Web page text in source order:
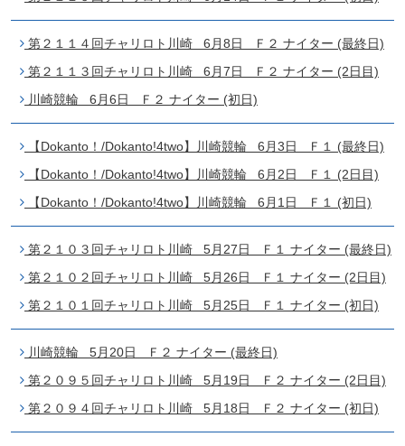
第２１１４回チャリロト川崎 6月8日 Ｆ２ ナイター (最終日)
第２１１３回チャリロト川崎 6月7日 Ｆ２ ナイター (2日目)
川崎競輪 6月6日 Ｆ２ ナイター (初日)
【Dokanto！/Dokanto!4two】川崎競輪 6月3日 Ｆ１ (最終日)
【Dokanto！/Dokanto!4two】川崎競輪 6月2日 Ｆ１ (2日目)
【Dokanto！/Dokanto!4two】川崎競輪 6月1日 Ｆ１ (初日)
第２１０３回チャリロト川崎 5月27日 Ｆ１ ナイター (最終日)
第２１０２回チャリロト川崎 5月26日 Ｆ１ ナイター (2日目)
第２１０１回チャリロト川崎 5月25日 Ｆ１ ナイター (初日)
川崎競輪 5月20日 Ｆ２ ナイター (最終日)
第２０９５回チャリロト川崎 5月19日 Ｆ２ ナイター (2日目)
第２０９４回チャリロト川崎 5月18日 Ｆ２ ナイター (初日)